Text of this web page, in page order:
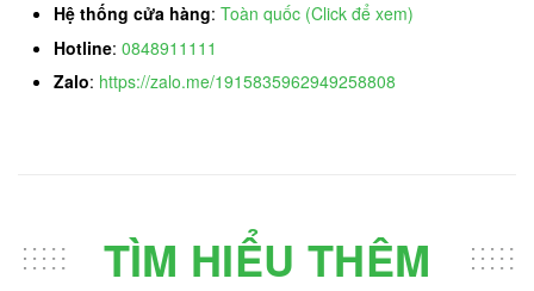
Hệ thống cửa hàng: Toàn quốc (Click để xem)
Hotline: 0848911111
Zalo: https://zalo.me/1915835962949258808
TÌM HIỂU THÊM